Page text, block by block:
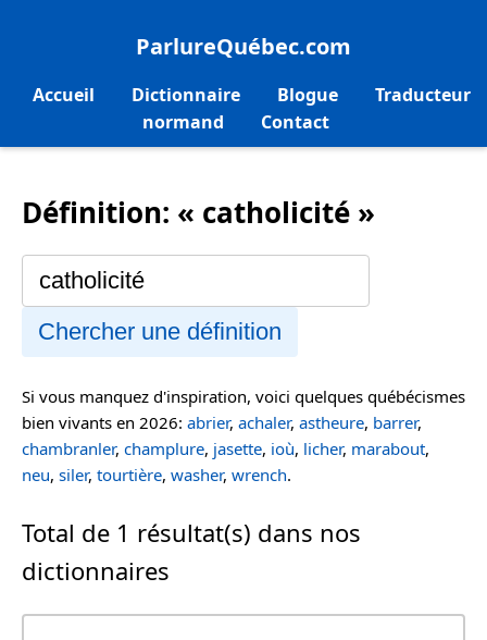
ParlureQuébec.com
Accueil Dictionnaire Blogue
Traducteur
normand
Contact
Définition: « catholicité »
Chercher une définition
Si vous manquez d'inspiration, voici quelques québécismes
bien vivants en 2026: abrier, achaler, astheure, barrer,
chambranler, champlure, jasette, ioù, licher, marabout,
neu, siler, tourtière, washer, wrench.
Total de 1 résultat(s) dans nos
dictionnaires